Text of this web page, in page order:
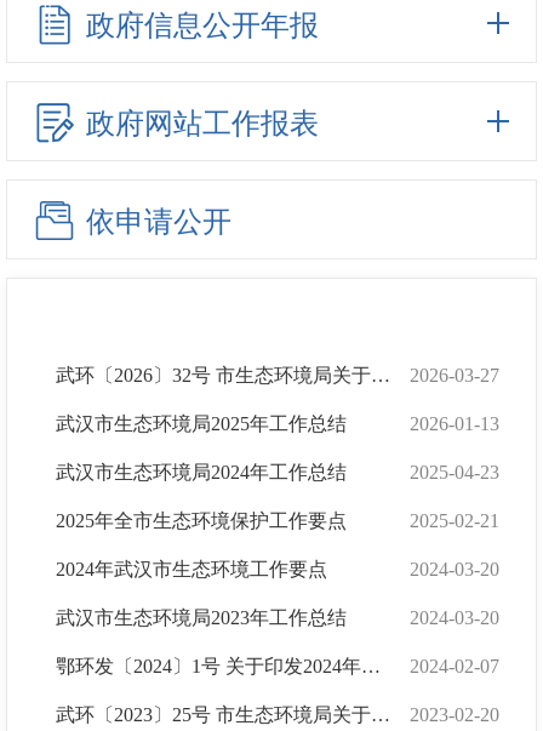
政府信息公开年报
政府网站工作报表
依申请公开
武环〔2026〕32号 市生态环境局关于印发2026年全市生态环境工作要点的通知 2026-03-27
武汉市生态环境局2025年工作总结 2026-01-13
武汉市生态环境局2024年工作总结 2025-04-23
2025年全市生态环境保护工作要点 2025-02-21
2024年武汉市生态环境工作要点 2024-03-20
武汉市生态环境局2023年工作总结 2024-03-20
鄂环发〔2024〕1号 关于印发2024年全省生态环境工作要点的通知 2024-02-07
武环〔2023〕25号 市生态环境局关于印发2023年全市生态环境工作要点的通知 2023-02-20